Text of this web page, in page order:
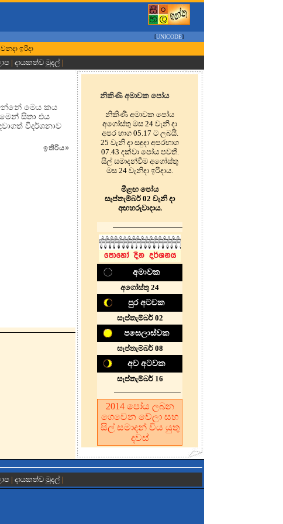
[UNICODE]
ඉරිදා
| දායකත්ව මුදල් |
මෙය කය
සිතා එය
විදර්ශනාව
ඉතිරිය»
නිකිණි අමාවක පෝය
නිකිණි අමාවක පෝය
අගෝස්තු මස 24 වැනි දා
අපර භාග 05.17 ට ලබයි.
25 වැනි දා සඳුදා අපරභාග
07.43 දක්වා පෝය පවතී.
සිල් සමාදන්වීම අගෝස්තු
මස 24 වැනිදා ඉරිදාය.
මීළඟ පෝය
සැප්තැම්බර් 02 වැනි දා
අඟහරුවාදාය.
අමාවක
අගෝස්තු 24
පුර අටවක
සැප්තැම්බර් 02
පසෙලාස්වක
සැප්තැම්බර් 08
අව අටවක
සැප්තැම්බර් 16
2014 පෝය ලබන
ගෙවෙන වේලා සහ
සිල් සමාදන් විය යුතු
දවස්
| දායකත්ව මුදල් |